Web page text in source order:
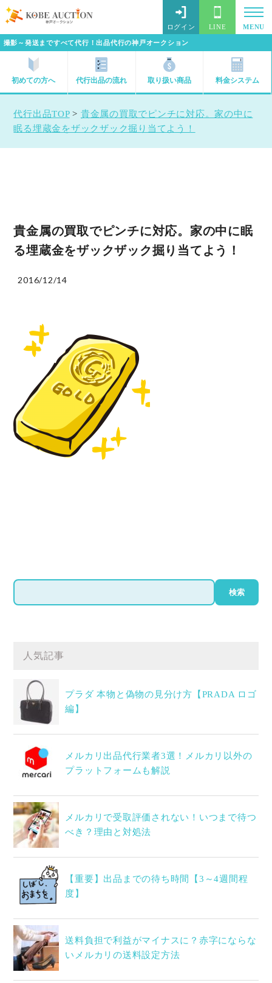
撮影～発送まですべて代行！出品代行の神戸オークション
ログイン LINE MENU
初めての方へ 代行出品の流れ 取り扱い商品 料金システム
代行出品TOP> 貴金属の買取でピンチに対応。家の中に
眠る埋蔵金をザックザック掘り当てよう！
貴金属の買取でピンチに対応。家の中に眠
る埋蔵金をザックザック掘り当てよう！
2016/12/14
検
索
検索
人気記事
プラダ 本物と偽物の見分け方【PRADA ロゴ
編】
メルカリ出品代行業者3選！メルカリ以外の
プラットフォームも解説
メルカリで受取評価されない！いつまで待つ
べき？理由と対処法
【重要】出品までの待ち時間【3～4週間程
度】
送料負担で利益がマイナスに？赤字にならな
いメルカリの送料設定方法